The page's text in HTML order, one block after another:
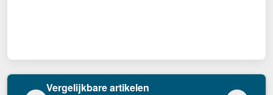
Vergelijkbare artikelen